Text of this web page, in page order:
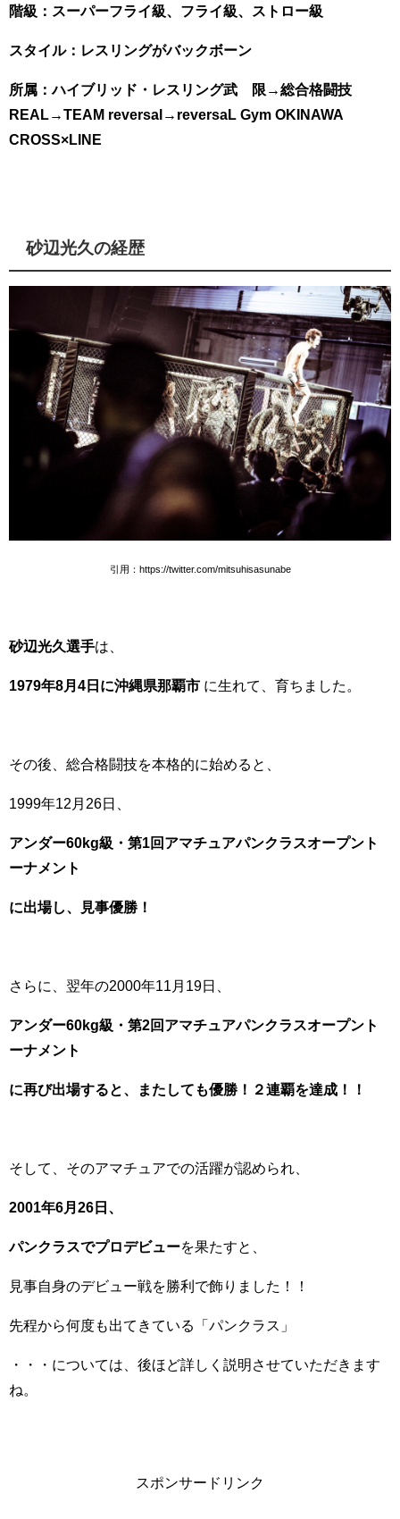
階級：スーパーフライ級、 フライ級、 ストロー級
スタイル：レスリングがバックボーン
所属：ハイブリッド・レスリング武∞限 →総合格闘技
REAL
→TEAM reversal →reversaL Gym OKINAWA
CROSS×LINE
砂辺光久の経歴
引用：https://twitter.com/mitsuhisasunabe
砂辺光久選手は、
1979年8月4日に沖縄県那覇市 に生れて、育ちました。
その後、総合格闘技を本格的に始めると、
1999年12月26日、
アンダー60kg級・第1回アマチュアパンクラスオープント
ーナメント
に出場し、見事優勝！
さらに、翌年の2000年11月19日、
アンダー60kg級・第2回アマチュアパンクラスオープント
ーナメント
に再び出場すると、またしても優勝！２連覇を達成！！
そして、そのアマチュアでの活躍が認められ、
2001年6月26日、
パンクラスでプロデビューを果たすと、
見事自身のデビュー戦を勝利で飾りました！！
先程から何度も出てきている「パンクラス」
・・・については、後ほど詳しく説明させていただきます
ね。
スポンサードリンク